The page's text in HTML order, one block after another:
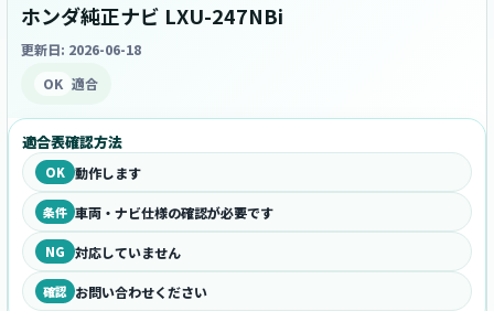
ホンダ純正ナビ LXU-247NBi
更新日: 2026-06-18
OK 適合
適合表確認方法
OK 動作します
条件 車両・ナビ仕様の確認が必要です
NG 対応していません
確認 お問い合わせください